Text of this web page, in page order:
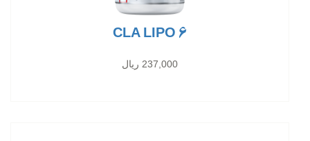
CLA LIPO 6
237,000 ریال